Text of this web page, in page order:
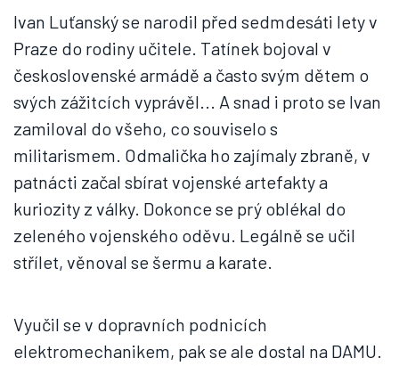
Ivan Luťanský se narodil před sedmdesáti lety v
Praze do rodiny učitele. Tatínek bojoval v
československé armádě a často svým dětem o
svých zážitcích vyprávěl... A snad i proto se Ivan
zamiloval do všeho, co souviselo s
militarismem. Odmalička ho zajímaly zbraně, v
patnácti začal sbírat vojenské artefakty a
kuriozity z války. Dokonce se prý oblékal do
zeleného vojenského oděvu. Legálně se učil
střílet, věnoval se šermu a karate.
Vyučil se v dopravních podnicích
elektromechanikem, pak se ale dostal na DAMU.